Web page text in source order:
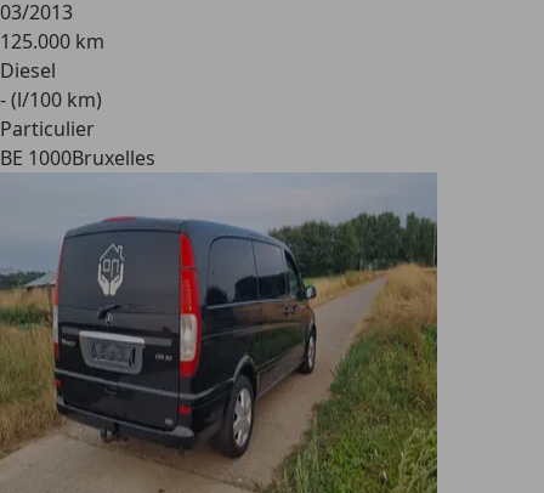
03/2013
125.000 km
Diesel
- (l/100 km)
Particulier
BE 1000Bruxelles